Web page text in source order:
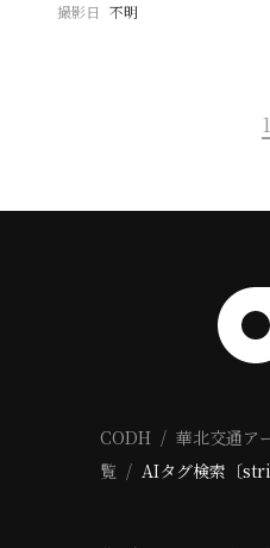
撮影日
不明
1
CODH 華北交通ア
覧
AIタグ検索〔